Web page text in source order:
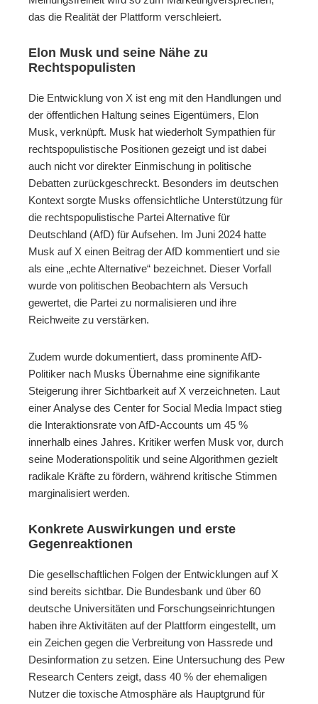
das die Realität der Plattform verschleiert.
Elon Musk und seine Nähe zu
Rechtspopulisten
Die Entwicklung von X ist eng mit den Handlungen und
der öffentlichen Haltung seines Eigentümers, Elon
Musk, verknüpft. Musk hat wiederholt Sympathien für
rechtspopulistische Positionen gezeigt und ist dabei
auch nicht vor direkter Einmischung in politische
Debatten zurückgeschreckt. Besonders im deutschen
Kontext sorgte Musks offensichtliche Unterstützung für
die rechtspopulistische Partei Alternative für
Deutschland (AfD) für Aufsehen. Im Juni 2024 hatte
Musk auf X einen Beitrag der AfD kommentiert und sie
als eine „echte Alternative“ bezeichnet. Dieser Vorfall
wurde von politischen Beobachtern als Versuch
gewertet, die Partei zu normalisieren und ihre
Reichweite zu verstärken.
Zudem wurde dokumentiert, dass prominente AfD-
Politiker nach Musks Übernahme eine signifikante
Steigerung ihrer Sichtbarkeit auf X verzeichneten. Laut
einer Analyse des Center for Social Media Impact stieg
die Interaktionsrate von AfD-Accounts um 45 %
innerhalb eines Jahres. Kritiker werfen Musk vor, durch
seine Moderationspolitik und seine Algorithmen gezielt
radikale Kräfte zu fördern, während kritische Stimmen
marginalisiert werden.
Konkrete Auswirkungen und erste
Gegenreaktionen
Die gesellschaftlichen Folgen der Entwicklungen auf X
sind bereits sichtbar. Die Bundesbank und über 60
deutsche Universitäten und Forschungseinrichtungen
haben ihre Aktivitäten auf der Plattform eingestellt, um
ein Zeichen gegen die Verbreitung von Hassrede und
Desinformation zu setzen. Eine Untersuchung des Pew
Research Centers zeigt, dass 40 % der ehemaligen
Nutzer die toxische Atmosphäre als Hauptgrund für